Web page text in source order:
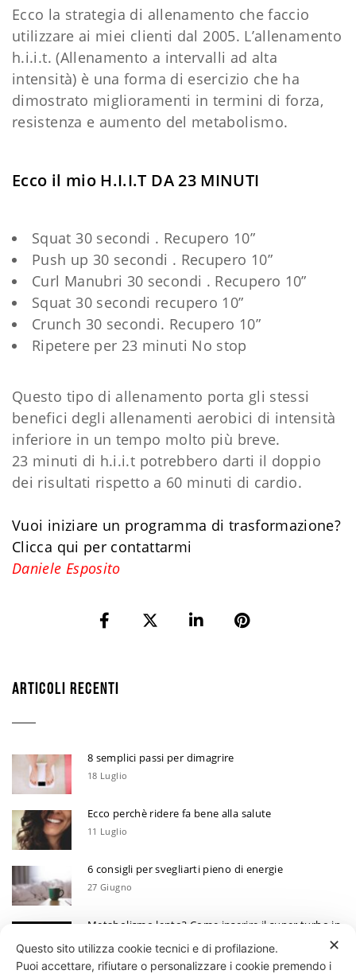
Ecco la strategia di allenamento che faccio
utilizzare ai miei clienti dal 2005. L’allenamento
h.i.i.t. (Allenamento a intervalli ad alta
intensità) è una forma di esercizio che ha
dimostrato miglioramenti in termini di forza,
resistenza e aumento del metabolismo.
Ecco il mio H.I.I.T DA 23 MINUTI
Squat 30 secondi . Recupero 10”
Push up 30 secondi . Recupero 10”
Curl Manubri 30 secondi . Recupero 10”
Squat 30 secondi recupero 10”
Crunch 30 secondi. Recupero 10”
Ripetere per 23 minuti No stop
Questo tipo di allenamento porta gli stessi
benefici degli allenamenti aerobici di intensità
inferiore in un tempo molto più breve.
23 minuti di h.i.i.t potrebbero darti il doppio
dei risultati rispetto a 60 minuti di cardio.
Vuoi iniziare un programma di trasformazione?
Clicca qui per contattarmi
Daniele Esposito
ARTICOLI RECENTI
8 semplici passi per dimagrire
18 Luglio
Ecco perchè ridere fa bene alla salute
11 Luglio
6 consigli per svegliarti pieno di energie
27 Giugno
Metabolismo lento? Come inserire il super turbo in
13 Giugno
✕
Questo sito utilizza cookie tecnici e di profilazione.
Puoi accettare, rifiutare o personalizzare i cookie premendo i